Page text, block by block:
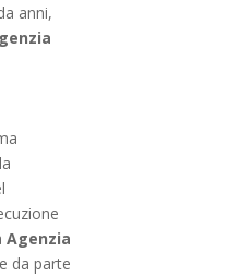
anni,
Agenzia
da parte